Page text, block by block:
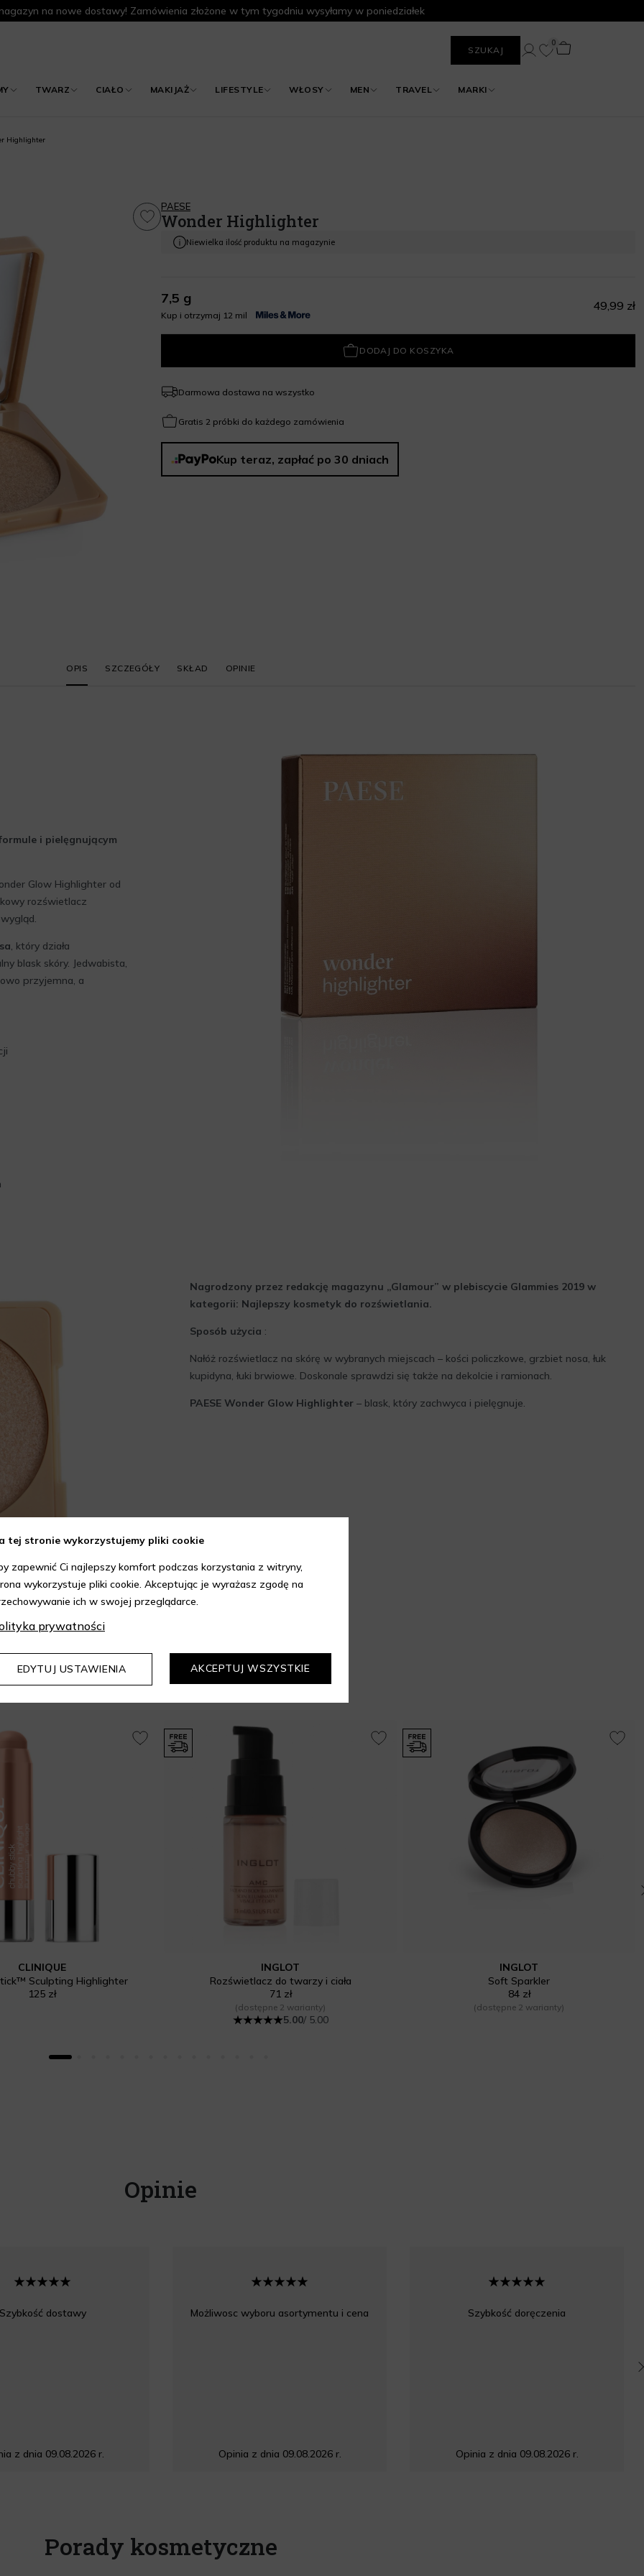
na nowe dostawy! Zamówienia złożone w tym tygodniu wysyłamy w poniedziałek
SZUKAJ
TWARZ CIAŁO MAKIJAŻ LIFESTYLE WŁOSY MEN TRAVEL MARKI
0
Highlighter
PAESE
Wonder Highlighter
Niewielka ilość produktu na magazynie
7,5 g
Kup i otrzymaj 12 mil
49,99 zł
DODAJ DO KOSZYKA
Darmowa dostawa na wszystko
Gratis 2 próbki do każdego zamówienia
Kup teraz, zapłać po 30 dniach
OPIS SZCZEGÓŁY SKŁAD OPINIE
i pielęgnującym
Glow Highlighter od
rozświetlacz
, który działa
blask skóry. Jedwabista,
przyjemna, a
Nagrodzony przez redakcję magazynu „Glamour” w plebiscycie Glammies 2019 w
kategorii: Najlepszy kosmetyk do rozświetlania.
Sposób użycia :
Nałóż rozświetlacz na skórę w wybranych miejscach – kości policzkowe, grzbiet nosa, łuk
kupidyna, łuki brwiowe. Doskonale sprawdzi się także na dekolcie i ramionach.
PAESE Wonder Glow Highlighter– blask, który zachwyca i pielęgnuje.
Mogą Cię zainteresować
CLINIQUE
Sculpting Highlighter
125 zł
INGLOT
Rozświetlacz do twarzy i ciała
71 zł
(dostępne 2 warianty)
5.00/ 5.00
INGLOT
Soft Sparkler
84 zł
(dostępne 2 warianty)
Opinie
dostawy
z dnia 09.08.2026 r.
Możliwosc wyboru asortymentu i cena
Opinia z dnia 09.08.2026 r.
Szybkość doręczenia
Opinia z dnia 09.08.2026 r.
Porady kosmetyczne
tej stronie wykorzystujemy pliki cookie
zapewnić Ci najlepszy komfort podczas korzystania z witryny,
wykorzystuje pliki cookie. Akceptując je wyrażasz zgodę na
ich w swojej przeglądarce.
prywatności
EDYTUJ USTAWIENIA AKCEPTUJ WSZYSTKIE